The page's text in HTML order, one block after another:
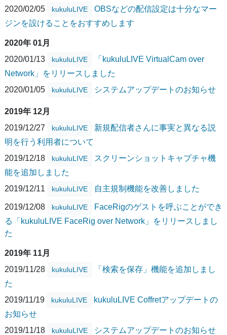
2020/02/05
kukuluLIVE
OBSなどの配信設定は十分なマー
ジンを設けることをおすすめします
2020年 01月
2020/01/13
kukuluLIVE
「kukuluLIVE VirtualCam over
Network」をリリースしました
2020/01/05
kukuluLIVE システムアップデートのお知らせ
2019年 12月
2019/12/27
kukuluLIVE
新規配信者さんに事実と異なる説
明を行う利用者について
2019/12/18
kukuluLIVE
スクリーンショットキャプチャ機
能を追加しました
2019/12/11
kukuluLIVE 自主規制機能を改善しました
2019/12/08 kukuluLIVE
FaceRigのゲストを呼ぶことができ
る「kukuluLIVE FaceRig over Network」をリリースしまし
た
2019年 11月
2019/11/28
kukuluLIVE
「検索を保存」機能を追加しまし
た
2019/11/19
kukuluLIVE
kukuluLIVE Coffretアップデートの
お知らせ
2019/11/18
kukuluLIVE システムアップデートのお知らせ